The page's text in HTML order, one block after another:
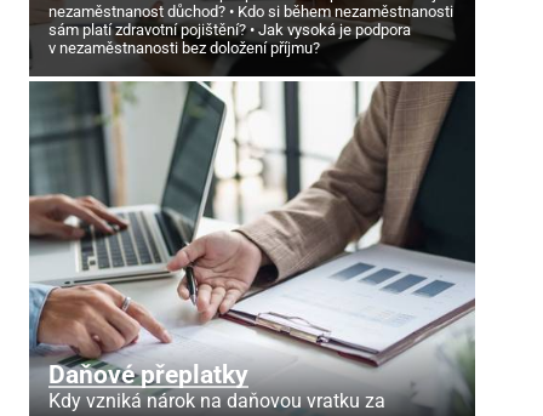
nezaměstnanost důchod?
Kdo si během nezaměstnanosti
sám platí zdravotní pojištění?
Jak vysoká je podpora
v nezaměstnanosti bez doložení příjmu?
Daňové přeplatky
Kdy vzniká nárok na daňovou vratku za